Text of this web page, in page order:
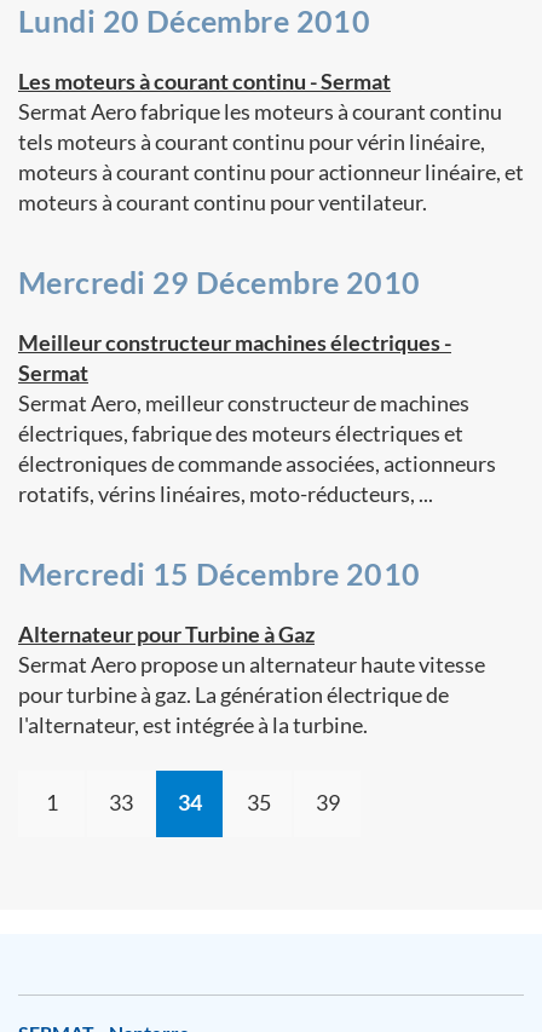
Lundi 20 Décembre 2010
Les moteurs à courant continu - Sermat
Sermat Aero fabrique les moteurs à courant continu
tels moteurs à courant continu pour vérin linéaire,
moteurs à courant continu pour actionneur linéaire, et
moteurs à courant continu pour ventilateur.
Mercredi 29 Décembre 2010
Meilleur constructeur machines électriques -
Sermat
Sermat Aero, meilleur constructeur de machines
électriques, fabrique des moteurs électriques et
électroniques de commande associées, actionneurs
rotatifs, vérins linéaires, moto-réducteurs, ...
Mercredi 15 Décembre 2010
Alternateur pour Turbine à Gaz
Sermat Aero propose un alternateur haute vitesse
pour turbine à gaz. La génération électrique de
l'alternateur, est intégrée à la turbine.
1 33 34 35 39